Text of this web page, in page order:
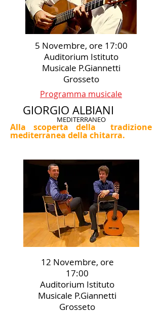
5 Novembre, ore 17:00
Auditorium Istituto
Musicale P.Giannetti
Grosseto
Programma musicale
GIORGIO ALBIANI
MEDITERRANEO
Alla scoperta della tradizione
mediterranea della chitarra.
12 Novembre, ore
17:00
Auditorium Istituto
Musicale P.Giannetti
Grosseto